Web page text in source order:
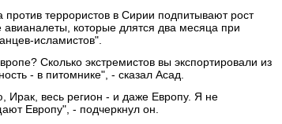
террористов в Сирии подпитывают рост
авианалеты, которые длятся два месяца при
исламистов".
Сколько экстремистов вы экспортировали из
- в питомнике", - сказал Асад.
Ирак, весь регион - и даже Европу. Я не
Европу", - подчеркнул он.